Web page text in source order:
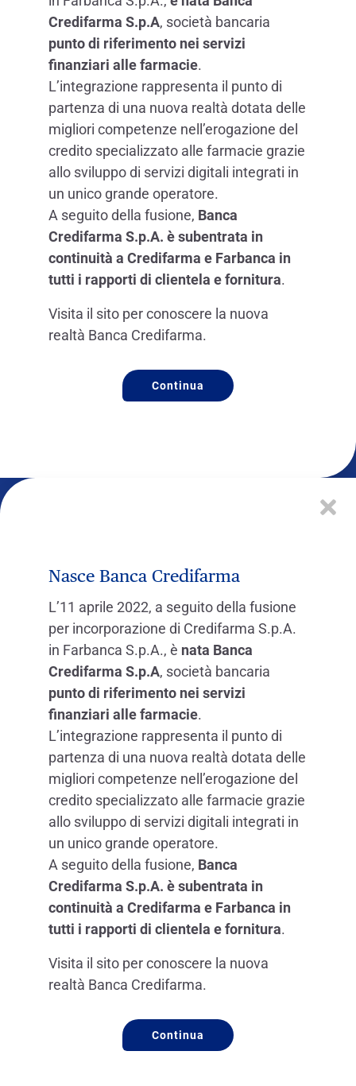
Credifarma S.p.A, società bancaria
punto di riferimento nei servizi
finanziari alle farmacie.
L’integrazione rappresenta il punto di
partenza di una nuova realtà dotata delle
migliori competenze nell’erogazione del
credito specializzato alle farmacie grazie
allo sviluppo di servizi digitali integrati in
un unico grande operatore.
A seguito della fusione, Banca
Credifarma S.p.A. è subentrata in
continuità a Credifarma e Farbanca in
tutti i rapporti di clientela e fornitura.
Visita il sito per conoscere la nuova
realtà Banca Credifarma.
Continua
Nasce Banca Credifarma
L’11 aprile 2022, a seguito della fusione
per incorporazione di Credifarma S.p.A.
in Farbanca S.p.A., è nata Banca
Credifarma S.p.A, società bancaria
punto di riferimento nei servizi
finanziari alle farmacie.
L’integrazione rappresenta il punto di
partenza di una nuova realtà dotata delle
migliori competenze nell’erogazione del
credito specializzato alle farmacie grazie
allo sviluppo di servizi digitali integrati in
un unico grande operatore.
A seguito della fusione, Banca
Credifarma S.p.A. è subentrata in
continuità a Credifarma e Farbanca in
tutti i rapporti di clientela e fornitura.
Visita il sito per conoscere la nuova
realtà Banca Credifarma.
Continua